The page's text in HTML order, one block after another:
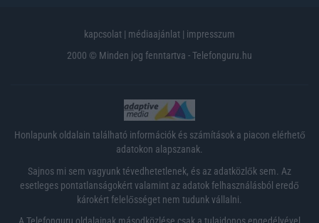
kapcsolat | médiaajánlat | impresszum
2000 © Minden jog fenntartva - Telefonguru.hu
Honlapunk oldalain található információk és számítások a piacon elérhető
adatokon alapszanak.
Sajnos mi sem vagyunk tévedhetetlenek, és az adatközlők sem. Az
esetleges pontatlanságokért valamint az adatok felhasználásból eredő
károkért felelősséget nem tudunk vállalni.